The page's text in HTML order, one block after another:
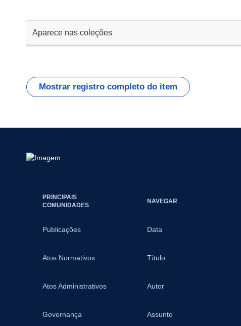
Aparece nas coleções
Mostrar registro completo do item
PRINCIPAIS
COMUNIDADES
Publicações
Atos Normativos
Atos Administrativos
Governança
NAVEGAR
Data
Título
Autor
Assunto